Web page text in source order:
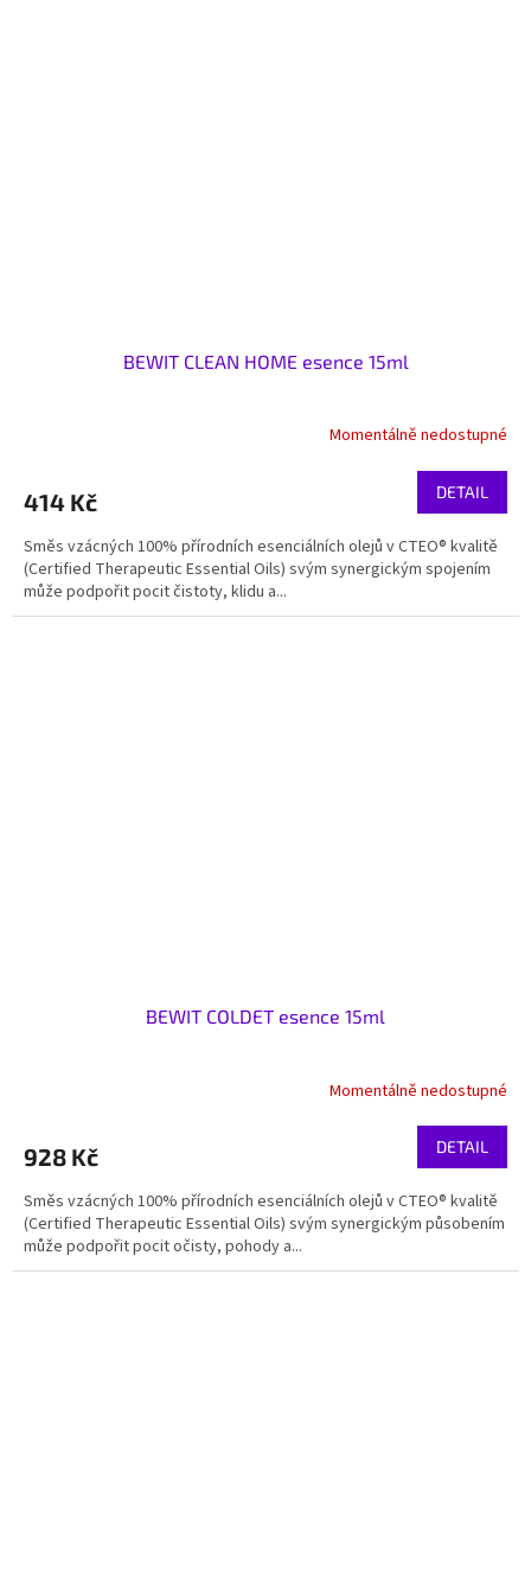
BEWIT CLEAN HOME esence 15ml
Momentálně nedostupné
414 Kč DETAIL
Směs vzácných 100% přírodních esenciálních olejů v CTEO® kvalitě
(Certified Therapeutic Essential Oils) svým synergickým spojením
může podpořit pocit čistoty, klidu a...
BEWIT COLDET esence 15ml
Momentálně nedostupné
928 Kč DETAIL
Směs vzácných 100% přírodních esenciálních olejů v CTEO® kvalitě
(Certified Therapeutic Essential Oils) svým synergickým působením
může podpořit pocit očisty, pohody a...